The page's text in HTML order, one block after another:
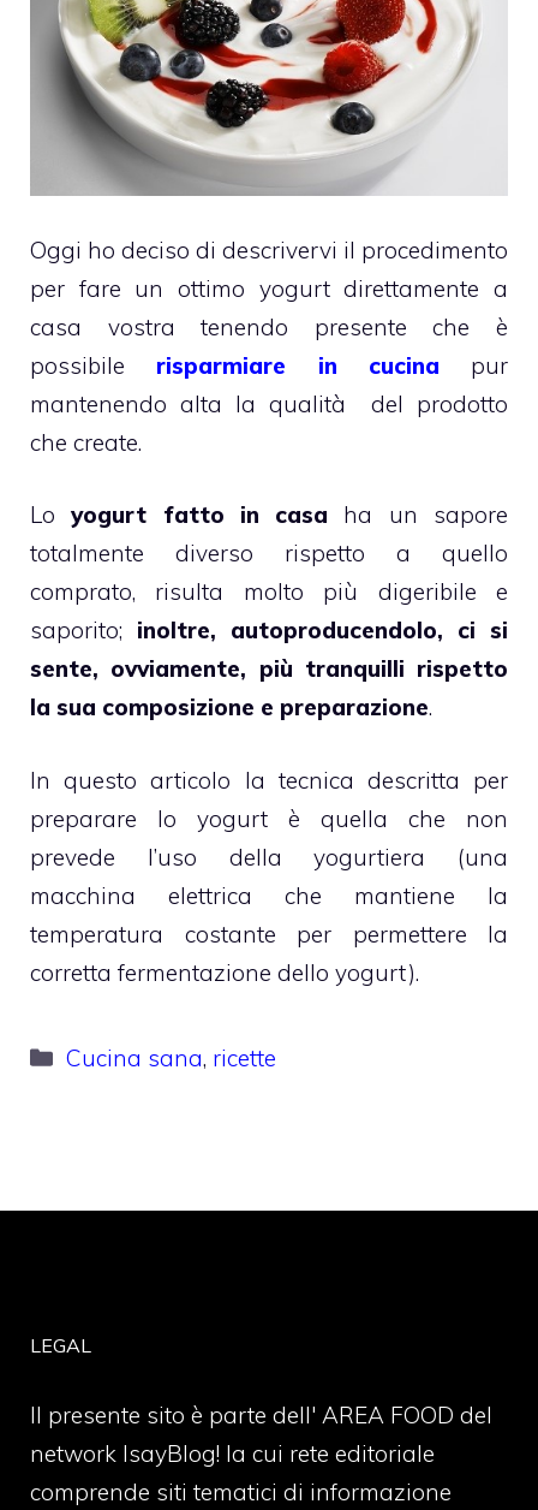
Oggi ho deciso di descrivervi il procedimento
per fare un ottimo yogurt direttamente a
casa vostra tenendo presente che è
possibile risparmiare in cucina pur
mantenendo alta la qualità del prodotto
che create.
Loyogurt fatto in casa ha un sapore
totalmente diverso rispetto a quello
comprato, risulta molto più digeribile e
saporito; inoltre, autoproducendolo, ci si
sente, ovviamente, più tranquilli rispetto
la sua composizione e preparazione.
In questo articolo la tecnica descritta per
preparare lo yogurt è quella che non
prevede l’uso della yogurtiera (una
macchina elettrica che mantiene la
temperatura costante per permettere la
corretta fermentazione dello yogurt).
Categorie
Cucina sana, ricette
LEGAL
Il presente sito è parte dell' AREA FOOD del
network IsayBlog! la cui rete editoriale
comprende siti tematici di informazione